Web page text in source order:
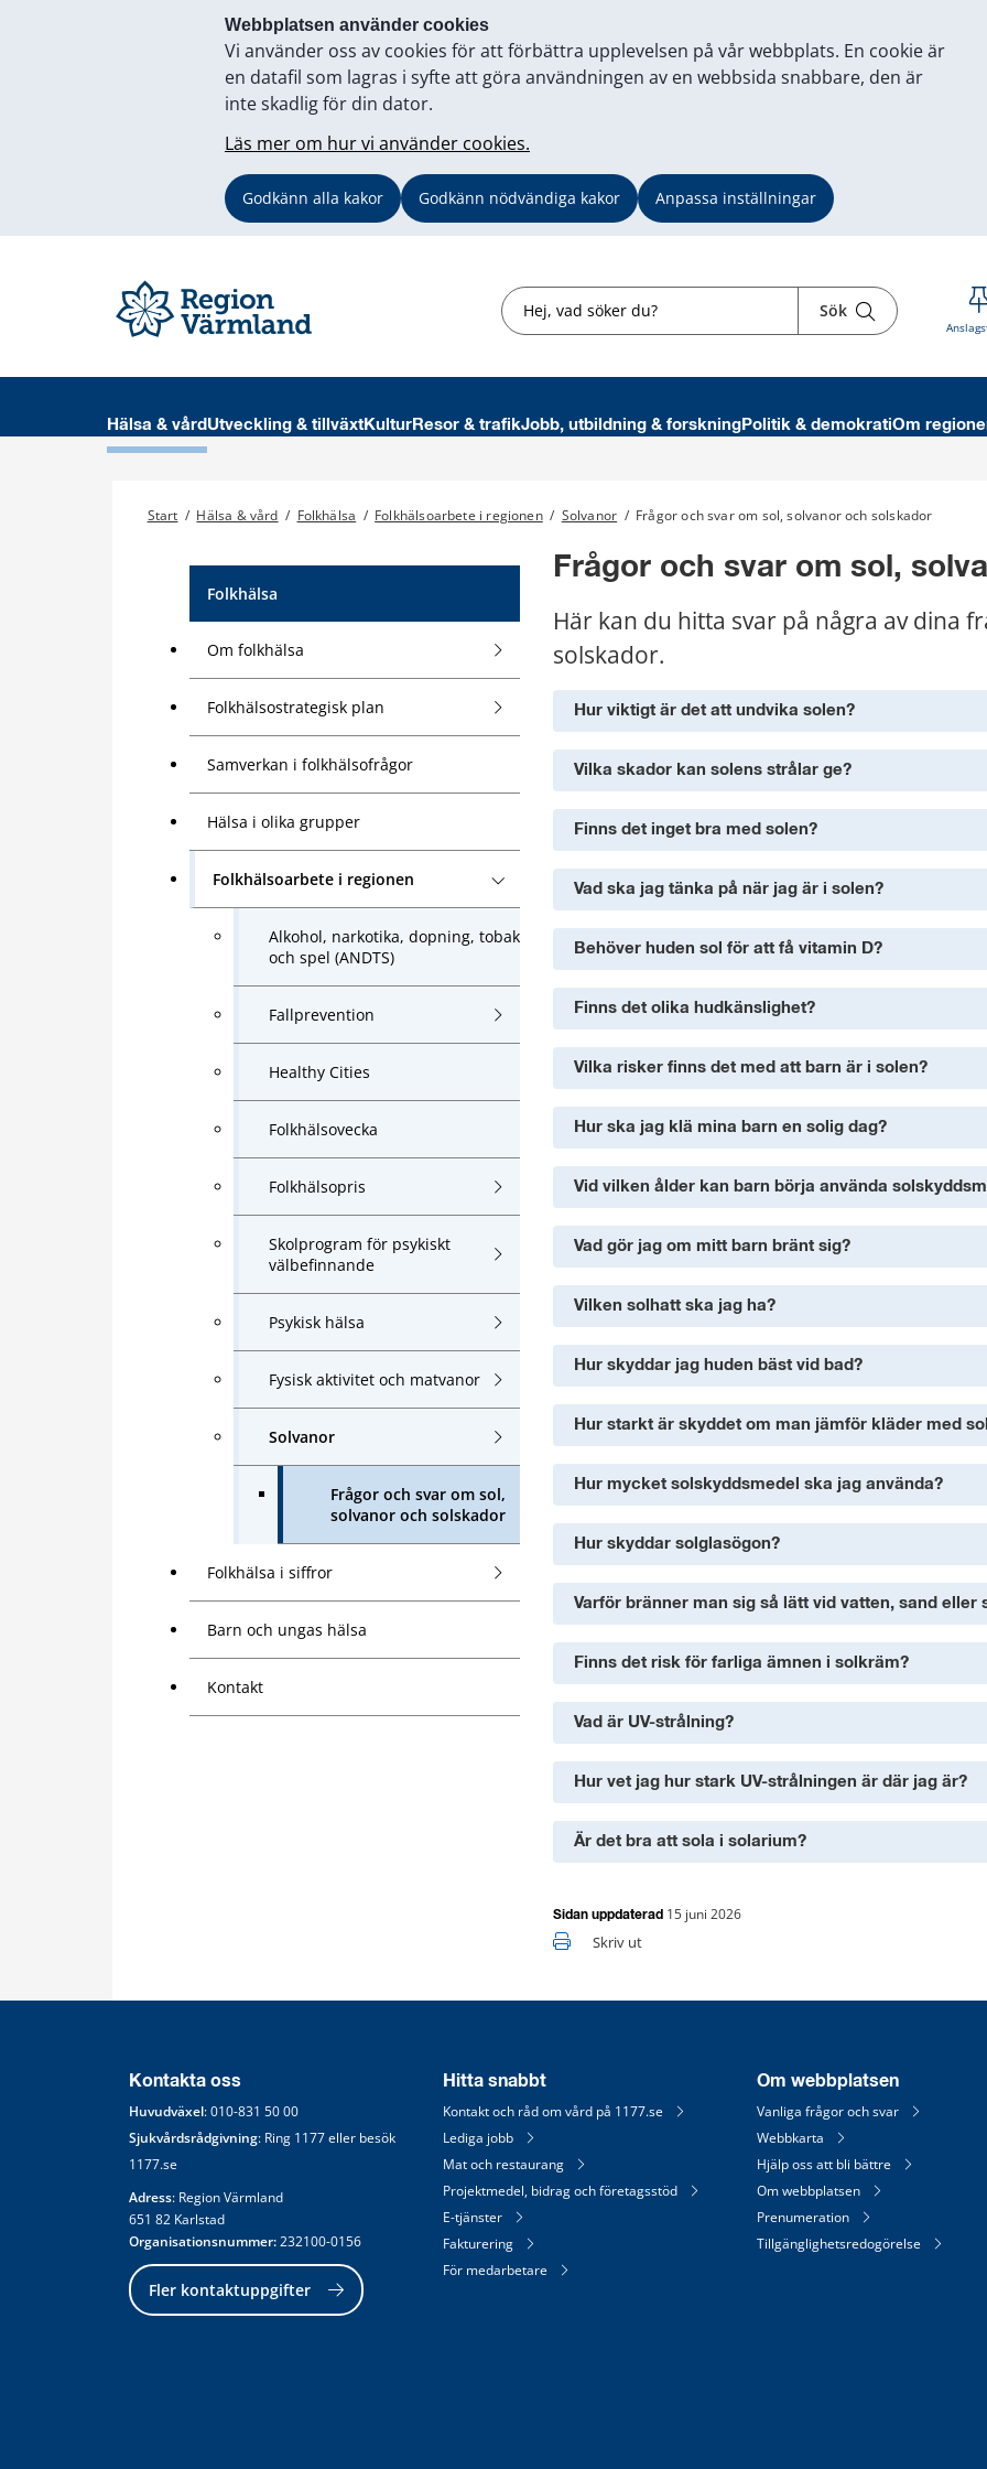
Webbplatsen använder cookies
Vi använder oss av cookies för att förbättra upplevelsen på vår webbplats. En cookie är
en datafil som lagras i syfte att göra användningen av en webbsida snabbare, den är
inte skadlig för din dator.
Läs mer om hur vi använder cookies.
Godkänn alla kakor Godkänn nödvändiga kakor Anpassa inställningar
Sök Sök
Hälsa & vård Utveckling & tillväxtKulturResor & trafikJobb, utbildning & forskningPolitik & demokratiOm
Start / Hälsa & vård / Folkhälsa / Folkhälsoarbete i regionen / Solvanor / Frågor och svar om sol, solvanor och solskador
Folkhälsa
Om folkhälsa
Folkhälsostrategisk plan
Samverkan i folkhälsofrågor
Hälsa i olika grupper
Folkhälsoarbete i regionen
Alkohol, narkotika, dopning, tobak
och spel (ANDTS)
Fallprevention
Healthy Cities
Folkhälsovecka
Folkhälsopris
Skolprogram för psykiskt
välbefinnande
Psykisk hälsa
Fysisk aktivitet och matvanor
Solvanor
Frågor och svar om sol,
solvanor och solskador
Folkhälsa i siffror
Barn och ungas hälsa
Kontakt
Frågor och svar om sol,
Här kan du hitta svar på några av dina
solskador.
Hur viktigt är det att undvika solen?
Vilka skador kan solens strålar ge?
Finns det inget bra med solen?
Vad ska jag tänka på när jag är i solen?
Behöver huden sol för att få vitamin D?
Finns det olika hudkänslighet?
Vilka risker finns det med att barn är i solen?
Hur ska jag klä mina barn en solig dag?
Vid vilken ålder kan barn börja använda
Vad gör jag om mitt barn bränt sig?
Vilken solhatt ska jag ha?
Hur skyddar jag huden bäst vid bad?
Hur starkt är skyddet om man jämför kläder med
Hur mycket solskyddsmedel ska jag använda?
Hur skyddar solglasögon?
Varför bränner man sig så lätt vid vatten, sand eller
Finns det risk för farliga ämnen i solkräm?
Vad är UV-strålning?
Hur vet jag hur stark UV-strålningen är där jag är?
Är det bra att sola i solarium?
Sidan uppdaterad 15 juni 2026
Skriv ut
Kontakta oss
Huvudväxel: 010-831 50 00
Sjukvårdsrådgivning: Ring 1177 eller besök
1177.se
Adress: Region Värmland
651 82 Karlstad
Organisationsnummer: 232100-0156
Fler kontaktuppgifter
Hitta snabbt
Kontakt och råd om vård på 1177.se
Lediga jobb
Mat och restaurang
Projektmedel, bidrag och företagsstöd
E-tjänster
Fakturering
För medarbetare
Om webbplatsen
Vanliga frågor och svar
Webbkarta
Hjälp oss att bli bättre
Om webbplatsen
Prenumeration
Tillgänglighetsredogörelse